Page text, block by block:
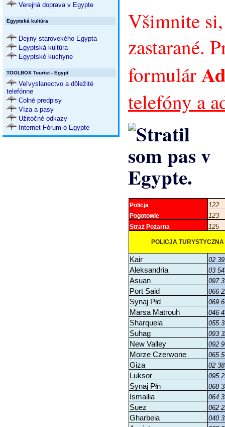
Verejná doprava v Egypte
Egyptská kultúra
Dejiny starovekého Egypta
Egyptská kultúra
Egyptské kuchyne
TOOLBOX Tourist - Egypt
Veľvyslanectvo a dôležité
telefónne
Colné predpisy
Víza a pasy
Užitočné odkazy
Internet Fórum o Egypte
Všimnite
zastarané.
formulár
telefóny a
Policja 122
Pogotowie 123
Straż Pożarna 125
POLICJA
Kair 02
Aleksandria 03
Asuan 097
Port Said 066
Synaj Płd 069
Marsa Matrouh 046
Sharqueia 055
Suhag 093
New Valley 092
Morze Czerwone 065
Giza 02
Luksor 095
Synaj Płn 068
Ismailia 064
Suez 062
Gharbeia 040